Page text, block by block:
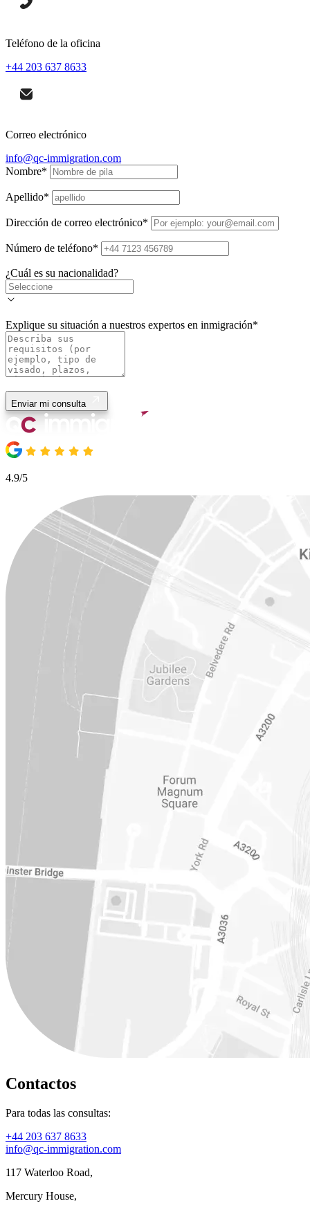
Teléfono de la oficina
+44 203 637 8633
Correo electrónico
info@qc-immigration.com
Nombre*
Apellido*
Dirección de correo electrónico*
Número de teléfono*
¿Cuál es su nacionalidad?
Explique su situación a nuestros expertos en inmigración*
Enviar mi consulta
4.9/5
Contactos
Para todas las consultas:
+44 203 637 8633
info@qc-immigration.com
117 Waterloo Road,
Mercury House,